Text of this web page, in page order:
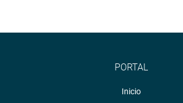
PORTAL
Inicio